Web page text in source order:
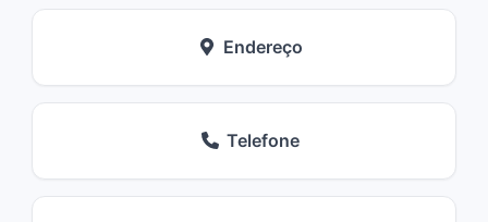
Endereço
Telefone